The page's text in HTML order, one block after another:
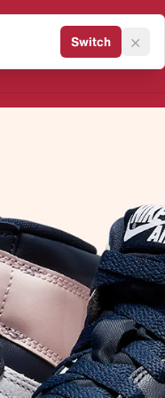
Sneaker
Switch ×